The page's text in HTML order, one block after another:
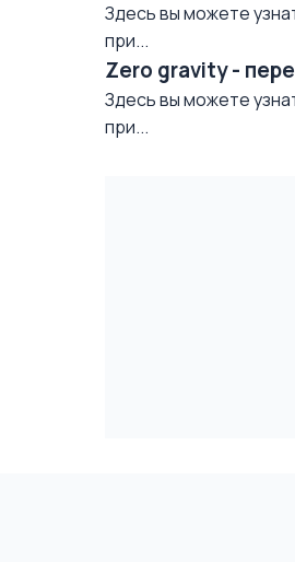
Здесь вы можете
при...
Zero gravity -
Здесь вы можете
при...